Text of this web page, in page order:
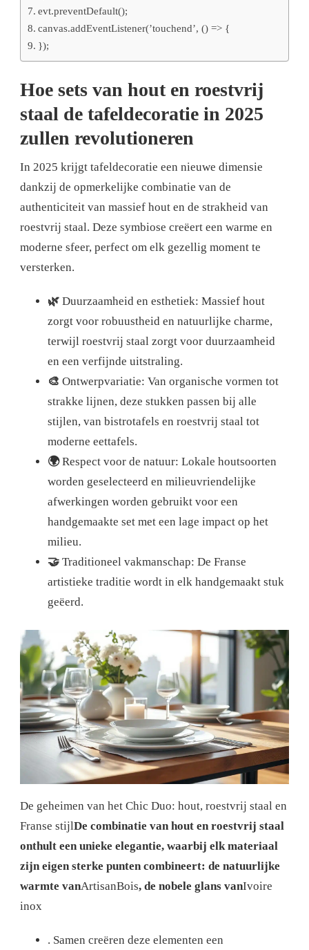
evt.preventDefault();
canvas.addEventListener(’touchend’, () => {
});
Hoe sets van hout en roestvrij
staal de tafeldecoratie in 2025
zullen revolutioneren
In 2025 krijgt tafeldecoratie een nieuwe dimensie
dankzij de opmerkelijke combinatie van de
authenticiteit van massief hout en de strakheid van
roestvrij staal. Deze symbiose creëert een warme en
moderne sfeer, perfect om elk gezellig moment te
versterken.
🌿 Duurzaamheid en esthetiek: Massief hout
zorgt voor robuustheid en natuurlijke charme,
terwijl roestvrij staal zorgt voor duurzaamheid
en een verfijnde uitstraling.
🎨 Ontwerpvariatie: Van organische vormen tot
strakke lijnen, deze stukken passen bij alle
stijlen, van bistrotafels en roestvrij staal tot
moderne eettafels.
🌍Respect voor de natuur: Lokale houtsoorten
worden geselecteerd en milieuvriendelijke
afwerkingen worden gebruikt voor een
handgemaakte set met een lage impact op het
milieu.
🤝 Traditioneel vakmanschap: De Franse
artistieke traditie wordt in elk handgemaakt stuk
geëerd.
De geheimen van het Chic Duo: hout, roestvrij staal en
Franse stijlDe combinatie van hout en roestvrij staal
onthult een unieke elegantie, waarbij elk materiaal
zijn eigen sterke punten combineert: de natuurlijke
warmte vanArtisanBois, de nobele glans vanIvoire
inox
. Samen creëren deze elementen een